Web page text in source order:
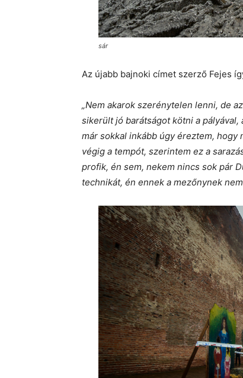
sár
Az újabb bajnoki címet szerző Fejes
„Nem akarok szerénytelen lenni, de
sikerült jó barátságot kötni a
már sokkal inkább úgy éreztem,
végig a tempót, szerintem ez a
profik, én sem, nekem nincs sok pár
technikát, én ennek a mezőnynek